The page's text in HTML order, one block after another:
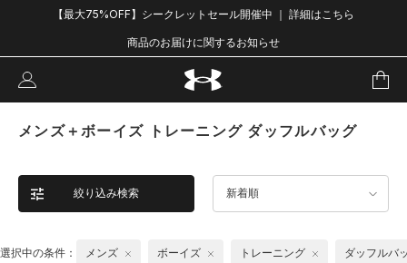
【最大75%OFF】シークレットセール開催中 ｜ 詳細はこちら
商品のお届けに関するお知らせ
メンズ＋ボーイズ トレーニング ダッフルバッグ
絞り込み検索 新着順
選択中の条件： メンズ ボーイズ トレーニング ダッフルバ